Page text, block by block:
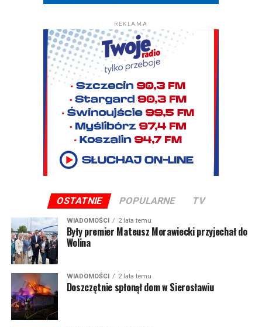
REKLAMA
OSTATNIE POPULARNE TV
WIADOMOŚCI 2 lata temu
Były premier Mateusz Morawiecki przyjechał do
Wolina
WIADOMOŚCI 2 lata temu
Doszczętnie spłonął dom w Sierosławiu